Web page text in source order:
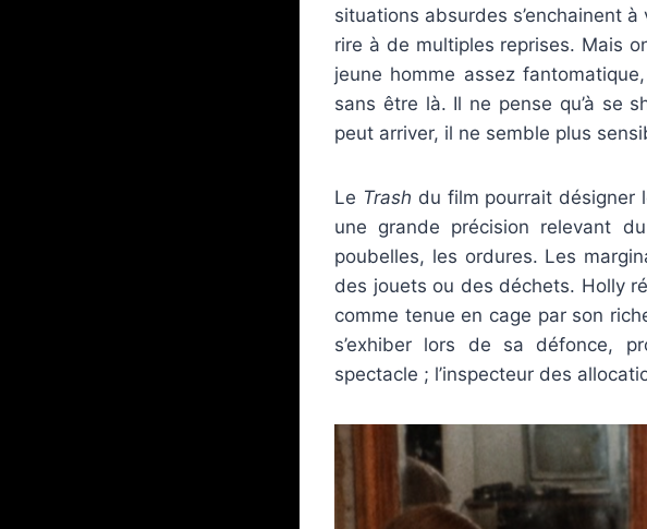
situations absurdes s’enchainent
rire à de multiples reprises. Mais
jeune homme assez
sans être là. Il ne pense qu’à se
peut arriver, il ne semble plus
Le Trash du film pourrait désigner
une grande précision relevant
poubelles, les ordures. Les
des jouets ou des déchets. Holly
comme tenue en cage par son
s’exhiber lors de sa défonce,
spectacle ; l’inspecteur des